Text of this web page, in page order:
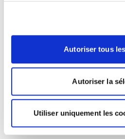
Autoriser tous
Autoriser la
Utiliser uniquement les